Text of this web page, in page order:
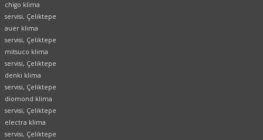
chigo klima
servisi, Çeliktepe
auer klima
servisi, Çeliktepe
mitsuco klima
servisi, Çeliktepe
denki klima
servisi, Çeliktepe
diomond klima
servisi, Çeliktepe
electra klima
servisi, Çeliktepe